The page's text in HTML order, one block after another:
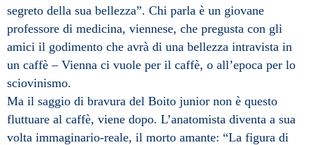
segreto della sua bellezza”. Chi parla è un giovane
professore di medicina, viennese, che pregusta con gli
amici il godimento che avrà di una bellezza intravista in
un caffè – Vienna ci vuole per il caffè, o all’epoca per lo
sciovinismo.
Ma il saggio di bravura del Boito junior non è questo
fluttuare al caffè, viene dopo. L’anatomista diventa a sua
volta immaginario-reale, il morto amante: “La figura di